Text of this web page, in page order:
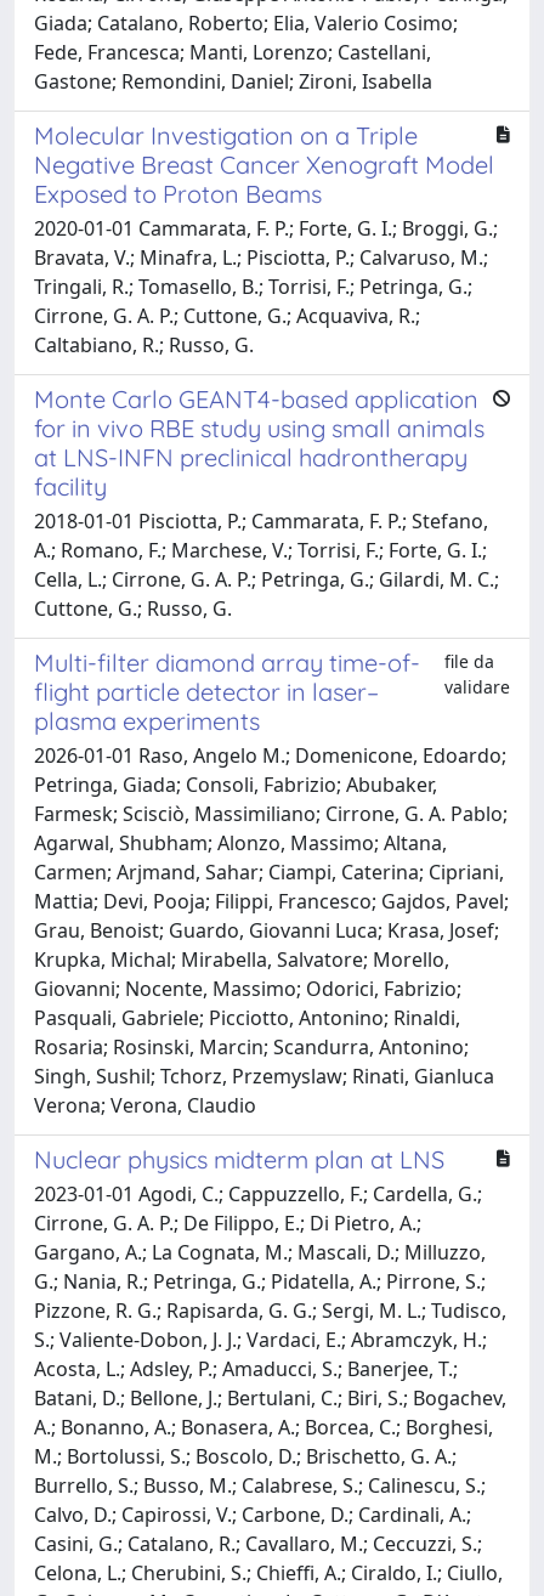
Giada; Catalano, Roberto; Elia, Valerio Cosimo;
Fede, Francesca; Manti, Lorenzo; Castellani,
Gastone; Remondini, Daniel; Zironi, Isabella
Molecular Investigation on a Triple
Negative Breast Cancer Xenograft Model
Exposed to Proton Beams
2020-01-01 Cammarata, F. P.; Forte, G. I.; Broggi, G.;
Bravata, V.; Minafra, L.; Pisciotta, P.; Calvaruso, M.;
Tringali, R.; Tomasello, B.; Torrisi, F.; Petringa, G.;
Cirrone, G. A. P.; Cuttone, G.; Acquaviva, R.;
Caltabiano, R.; Russo, G.
Monte Carlo GEANT4-based application
for in vivo RBE study using small animals
at LNS-INFN preclinical hadrontherapy
facility
2018-01-01 Pisciotta, P.; Cammarata, F. P.; Stefano,
A.; Romano, F.; Marchese, V.; Torrisi, F.; Forte, G. I.;
Cella, L.; Cirrone, G. A. P.; Petringa, G.; Gilardi, M. C.;
Cuttone, G.; Russo, G.
Multi-filter diamond array time-of-
flight particle detector in laser–
plasma experiments
file da
validare
2026-01-01 Raso, Angelo M.; Domenicone, Edoardo;
Petringa, Giada; Consoli, Fabrizio; Abubaker,
Farmesk; Scisciò, Massimiliano; Cirrone, G. A. Pablo;
Agarwal, Shubham; Alonzo, Massimo; Altana,
Carmen; Arjmand, Sahar; Ciampi, Caterina; Cipriani,
Mattia; Devi, Pooja; Filippi, Francesco; Gajdos, Pavel;
Grau, Benoist; Guardo, Giovanni Luca; Krasa, Josef;
Krupka, Michal; Mirabella, Salvatore; Morello,
Giovanni; Nocente, Massimo; Odorici, Fabrizio;
Pasquali, Gabriele; Picciotto, Antonino; Rinaldi,
Rosaria; Rosinski, Marcin; Scandurra, Antonino;
Singh, Sushil; Tchorz, Przemyslaw; Rinati, Gianluca
Verona; Verona, Claudio
Nuclear physics midterm plan at LNS
2023-01-01 Agodi, C.; Cappuzzello, F.; Cardella, G.;
Cirrone, G. A. P.; De Filippo, E.; Di Pietro, A.;
Gargano, A.; La Cognata, M.; Mascali, D.; Milluzzo,
G.; Nania, R.; Petringa, G.; Pidatella, A.; Pirrone, S.;
Pizzone, R. G.; Rapisarda, G. G.; Sergi, M. L.; Tudisco,
S.; Valiente-Dobon, J. J.; Vardaci, E.; Abramczyk, H.;
Acosta, L.; Adsley, P.; Amaducci, S.; Banerjee, T.;
Batani, D.; Bellone, J.; Bertulani, C.; Biri, S.; Bogachev,
A.; Bonanno, A.; Bonasera, A.; Borcea, C.; Borghesi,
M.; Bortolussi, S.; Boscolo, D.; Brischetto, G. A.;
Burrello, S.; Busso, M.; Calabrese, S.; Calinescu, S.;
Calvo, D.; Capirossi, V.; Carbone, D.; Cardinali, A.;
Casini, G.; Catalano, R.; Cavallaro, M.; Ceccuzzi, S.;
Celona, L.; Cherubini, S.; Chieffi, A.; Ciraldo, I.; Ciullo,